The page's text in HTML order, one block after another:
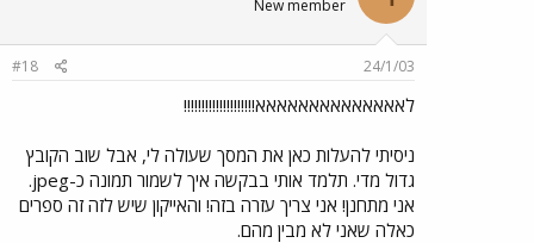
New member
24/1/03
#18
לאאאאאאאאאאאאאא!!!!!!!!!!!!!!!!!!!!
ניסיתי להעלות כאן את המסך שעולה לי, אבל שוב הקובץ
גדול מדי. תלמד אותי בבקשה איך לשמור תמונה כ-jpeg.
אני מתחנן! אני צריך עזרה בזה! והאייקון שיש לזה זה ספרים
כאלה שאני לא מבין מהם.